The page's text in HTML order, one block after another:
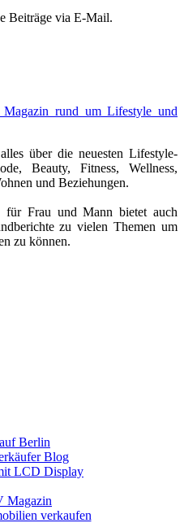
Beiträge via E-Mail.
rund um Lifestyle und
über die neuesten Lifestyle-
Beauty, Fitness, Wellness,
und Beziehungen.
für Frau und Mann bietet auch
zu vielen Themen um
zu können.
Berlin
Blog
LCD Display
Magazin
verkaufen